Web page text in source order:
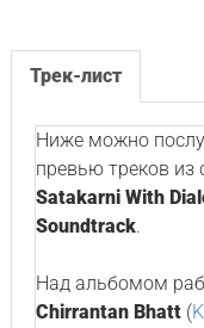
Трек-лист
Ниже можно
превью треков из
Satakarni With
Soundtrack.
Над альбомом
Chirrantan Bhatt(